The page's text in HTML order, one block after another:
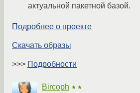
актуальной пакетной базой.
Подробнее о проекте
Скачать образы
>>> Подробности
Bircoph ★★